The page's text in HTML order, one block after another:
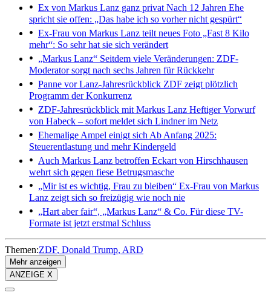
Ex von Markus Lanz ganz privat Nach 12 Jahren Ehe
spricht sie offen: „Das habe ich so vorher nicht gespürt“
Ex-Frau von Markus Lanz teilt neues Foto „Fast 8 Kilo
mehr“: So sehr hat sie sich verändert
„Markus Lanz“ Seitdem viele Veränderungen: ZDF-
Moderator sorgt nach sechs Jahren für Rückkehr
Panne vor Lanz-Jahresrückblick ZDF zeigt plötzlich
Programm der Konkurrenz
ZDF-Jahresrückblick mit Markus Lanz Heftiger Vorwurf
von Habeck – sofort meldet sich Lindner im Netz
Ehemalige Ampel einigt sich Ab Anfang 2025:
Steuerentlastung und mehr Kindergeld
Auch Markus Lanz betroffen Eckart von Hirschhausen
wehrt sich gegen fiese Betrugsmasche
„Mir ist es wichtig, Frau zu bleiben“ Ex-Frau von Markus
Lanz zeigt sich so freizügig wie noch nie
„Hart aber fair“, „Markus Lanz“ & Co. Für diese TV-
Formate ist jetzt erstmal Schluss
Themen:ZDF Donald Trump ARD
Mehr anzeigen
ANZEIGE X